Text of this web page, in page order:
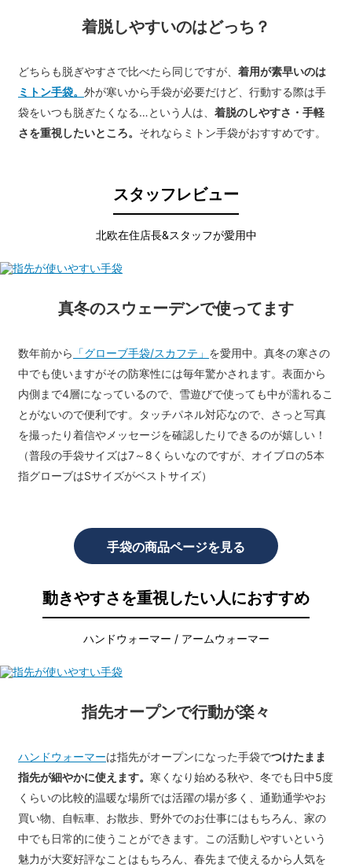
着脱しやすいのはどっち？
どちらも脱ぎやすさで比べたら同じですが、 着用が素早いのは
ミトン手袋。 外が寒いから手袋が必要だけど、行動する際は手
袋をいつも脱ぎたくなる…という人は、 着脱のしやすさ・手軽
さを重視したいところ。 それならミトン手袋がおすすめです。
スタッフレビュー
北欧在住店長&スタッフが愛用中
真冬のスウェーデンで使ってます
数年前から 「グローブ手袋/スカフテ」 を愛用中。真冬の寒さの
中でも使いますがその防寒性には毎年驚かされます。表面から
内側まで4層になっているので、雪遊びで使っても中が濡れるこ
とがないので便利です。タッチパネル対応なので、さっと写真
を撮ったり着信やメッセージを確認したりできるのが嬉しい！
（普段の手袋サイズは7～8くらいなのですが、オイブロの5本
指グローブはSサイズがベストサイズ）
手袋の商品ページを見る
動きやすさを重視したい人におすすめ
ハンドウォーマー / アームウォーマー
指先オープンで行動が楽々
ハンドウォーマーは指先がオープンになった手袋でつけたまま
指先が細やかに使えます。 寒くなり始める秋や、冬でも日中5度
くらいの比較的温暖な場所では活躍の場が多く、通勤通学やお
買い物、自転車、お散歩、野外でのお仕事にはもちろん、家の
中でも日常的に使うことができます。この活動しやすいという
魅力が大変好評なことはもちろん、春先まで使えるから人気を